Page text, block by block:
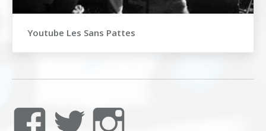
Youtube Les Sans Pattes
VoirVoir